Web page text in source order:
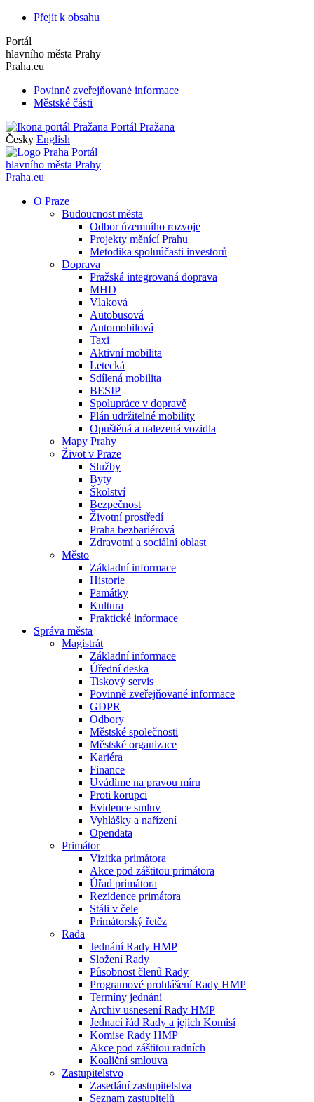
Přejít k obsahu
Portál
hlavního města Prahy
Praha.eu
Povinně zveřejňované informace
Městské části
Portál Pražana
Česky English
Portál
hlavního města Prahy
Praha.eu
O Praze
Budoucnost města
Odbor územního rozvoje
Projekty měnící Prahu
Metodika spoluúčasti investorů
Doprava
Pražská integrovaná doprava
MHD
Vlaková
Autobusová
Automobilová
Taxi
Aktivní mobilita
Letecká
Sdílená mobilita
BESIP
Spolupráce v dopravě
Plán udržitelné mobility
Opuštěná a nalezená vozidla
Mapy Prahy
Život v Praze
Služby
Byty
Školství
Bezpečnost
Životní prostředí
Praha bezbariérová
Zdravotní a sociální oblast
Město
Základní informace
Historie
Památky
Kultura
Praktické informace
Správa města
Magistrát
Základní informace
Úřední deska
Tiskový servis
Povinně zveřejňované informace
GDPR
Odbory
Městské společnosti
Městské organizace
Kariéra
Finance
Uvádíme na pravou míru
Proti korupci
Evidence smluv
Vyhlášky a nařízení
Opendata
Primátor
Vizitka primátora
Akce pod záštitou primátora
Úřad primátora
Rezidence primátora
Stáli v čele
Primátorský řetěz
Rada
Jednání Rady HMP
Složení Rady
Působnost členů Rady
Programové prohlášení Rady HMP
Termíny jednání
Archiv usnesení Rady HMP
Jednací řád Rady a jejích Komisí
Komise Rady HMP
Akce pod záštitou radních
Koaliční smlouva
Zastupitelstvo
Zasedání zastupitelstva
Seznam zastupitelů